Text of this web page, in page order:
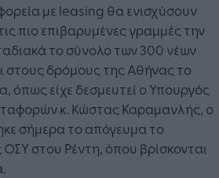
με leasing θα ενισχύσουν
πιο επιβαρυμένες γραμμές την
το σύνολο των 300 νέων
στους δρόμους της Αθήνας το
όπως είχε δεσμευτεί ο Υπουργός
κ. Κώστας Καραμανλής, ο
σήμερα το απόγευμα το
στου Ρέντη, όπου βρίσκονται